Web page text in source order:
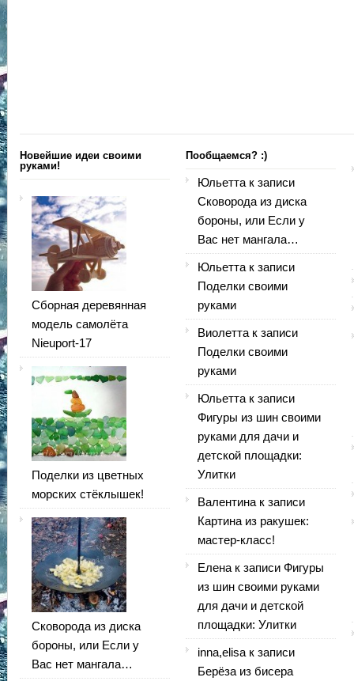
Новейшие идеи своими
руками!
Сборная деревянная
модель самолёта
Nieuport-17
Поделки из цветных
морских стёклышек!
Сковорода из диска
бороны, или Если у
Вас нет мангала…
Пообщаемся? :)
Юльетта к записи
Сковорода из диска
бороны, или Если у
Вас нет мангала…
Юльетта к записи
Поделки своими
руками
Виолетта к записи
Поделки своими
руками
Юльетта к записи
Фигуры из шин своими
руками для дачи и
детской площадки:
Улитки
Валентина к записи
Картина из ракушек:
мастер-класс!
Елена к записи Фигуры
из шин своими руками
для дачи и детской
площадки: Улитки
inna,elisa к записи
Берёза из бисера